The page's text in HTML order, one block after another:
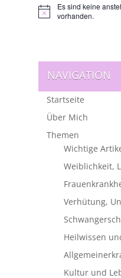
Hinweis
Es sind keine
vorhanden.
NAVIGATION
Startseite
Über Mich
Themen
Wichtige
Weiblichkeit,
Verhütung,
Heilwissen
Kultur und